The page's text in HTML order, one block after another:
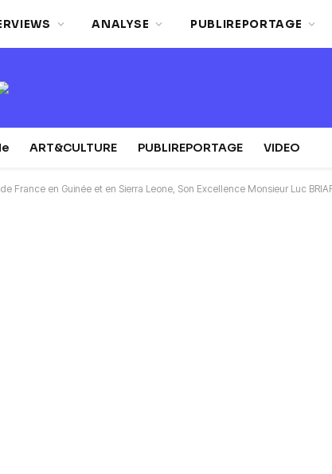
ANALYSE PUBLIREPORTAGE
ART&CULTURE PUBLIREPORTAGE VIDEO
France en Guinée et en Sierra Leone, Son Excellence Monsieur Luc